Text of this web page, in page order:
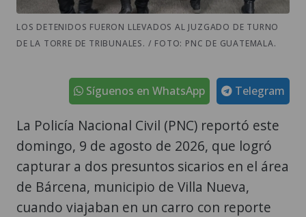
LOS DETENIDOS FUERON LLEVADOS AL JUZGADO DE TURNO
DE LA TORRE DE TRIBUNALES. / FOTO: PNC DE GUATEMALA.
Telegram
Síguenos en WhatsApp
La Policía Nacional Civil (PNC) reportó este
domingo, 9 de agosto de 2026, que logró
capturar a dos presuntos sicarios en el área
de Bárcena, municipio de Villa Nueva,
cuando viajaban en un carro con reporte